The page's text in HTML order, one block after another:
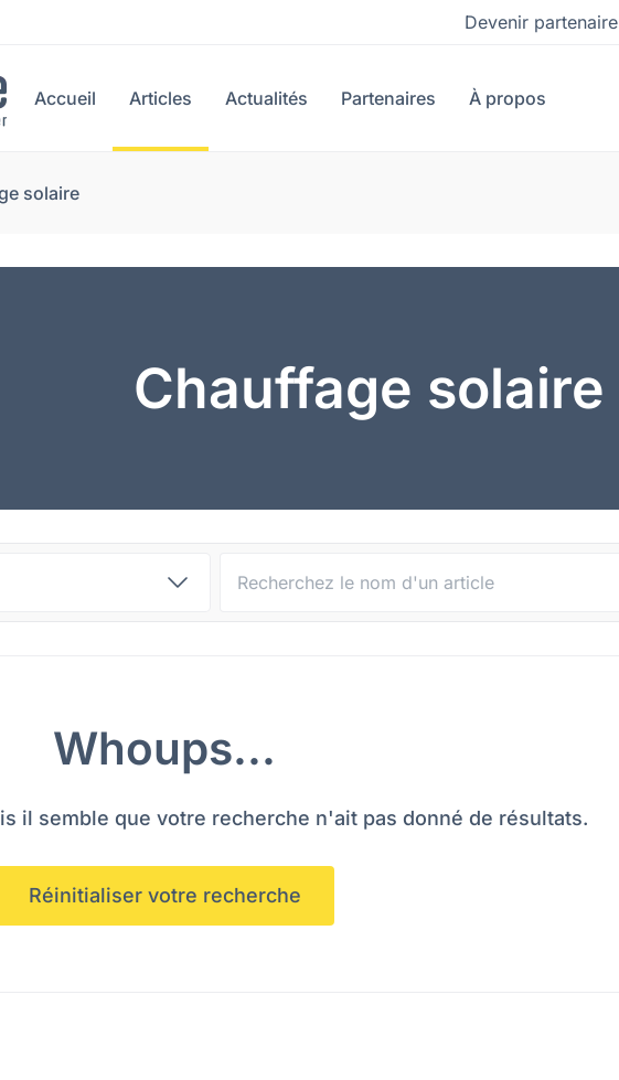
Devenir partenaire
Accueil Articles Actualités Partenaires À propos
solaire
Chauffage solaire
Whoups...
il semble que votre recherche n'ait pas donné de résultats.
Réinitialiser votre recherche